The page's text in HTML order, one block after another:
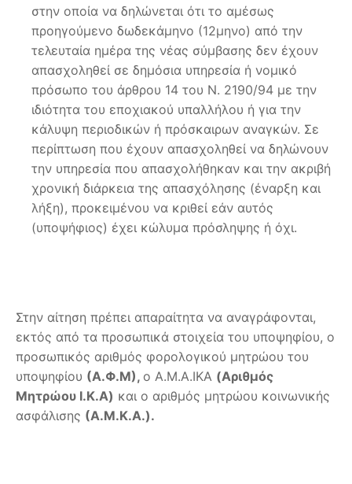
στην οποία να δηλώνεται ότι το αμέσως
προηγούμενο δωδεκάμηνο (12μηνο) από την
τελευταία ημέρα της νέας σύμβασης δεν έχουν
απασχοληθεί σε δημόσια υπηρεσία ή νομικό
πρόσωπο του άρθρου 14 του Ν. 2190/94 με την
ιδιότητα του εποχιακού υπαλλήλου ή για την
κάλυψη περιοδικών ή πρόσκαιρων αναγκών. Σε
περίπτωση που έχουν απασχοληθεί να δηλώνουν
την υπηρεσία που απασχολήθηκαν και την ακριβή
χρονική διάρκεια της απασχόλησης (έναρξη και
λήξη), προκειμένου να κριθεί εάν αυτός
(υποψήφιος) έχει κώλυμα πρόσληψης ή όχι.
Στην αίτηση πρέπει απαραίτητα να αναγράφονται,
εκτός από τα προσωπικά στοιχεία του υποψηφίου, ο
προσωπικός αριθμός φορολογικού μητρώου του
υποψηφίου (Α.Φ.Μ), ο Α.Μ.A.ΙKA (Αριθμός
Μητρώου Ι.Κ.Α) και ο αριθμός μητρώου κοινωνικής
ασφάλισης (Α.Μ.Κ.Α.).